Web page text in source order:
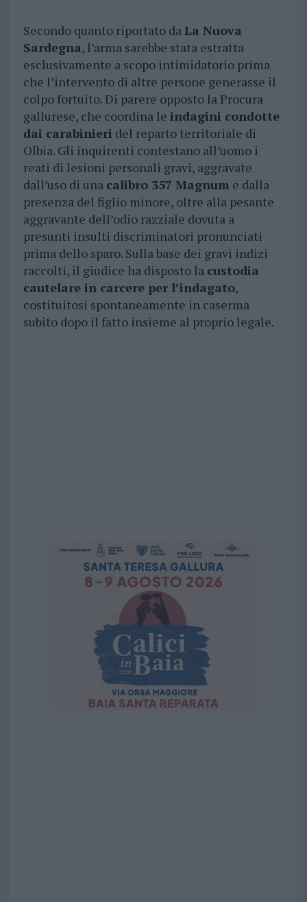
Secondo quanto riportato daLa Nuova
Sardegna, l’arma sarebbe stata estratta
esclusivamente a scopo intimidatorio prima
che l’intervento di altre persone generasse il
colpo fortuito. Di parere opposto la Procura
gallurese, che coordina le indagini condotte
dai carabinieri del reparto territoriale di
Olbia. Gli inquirenti contestano all’uomo i
reati di lesioni personali gravi, aggravate
dall’uso di una calibro 357 Magnum e dalla
presenza del figlio minore, oltre alla pesante
aggravante dell’odio razziale dovuta a
presunti insulti discriminatori pronunciati
prima dello sparo. Sulla base dei gravi indizi
raccolti, il giudice ha disposto la custodia
cautelare in carcere per l’indagato,
costituitosi spontaneamente in caserma
subito dopo il fatto insieme al proprio legale.